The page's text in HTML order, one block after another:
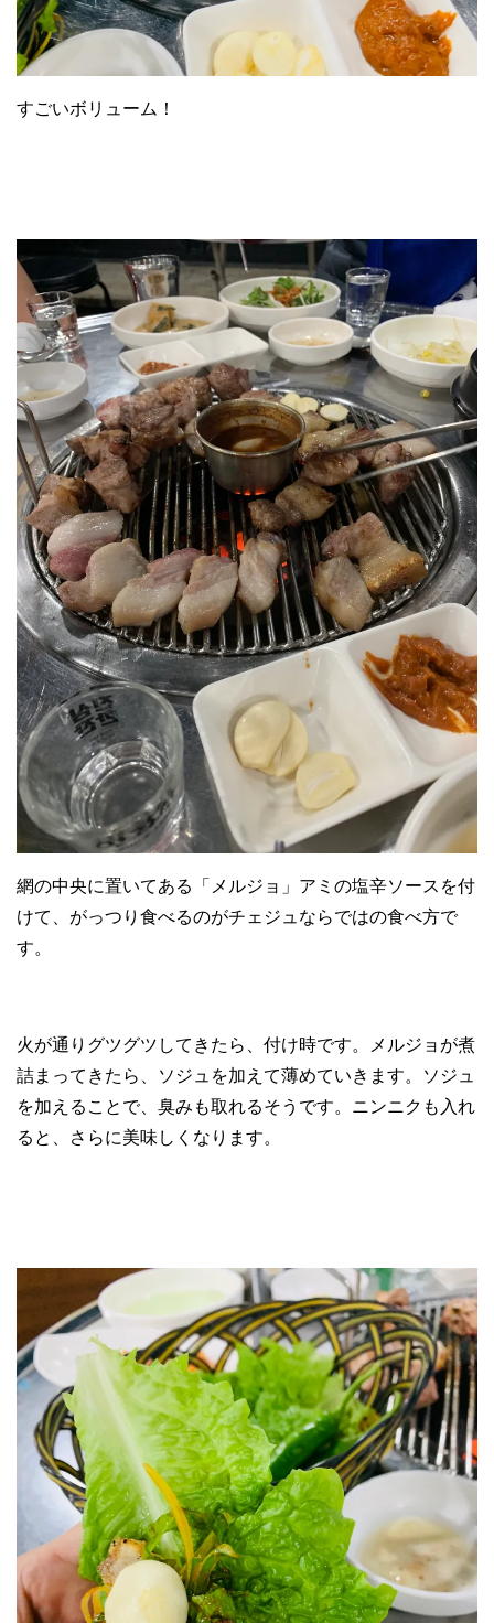
すごいボリューム！
網の中央に置いてある「メルジョ」アミの塩辛ソースを付
けて、がっつり食べるのがチェジュならではの食べ方で
す。
火が通りグツグツしてきたら、付け時です。メルジョが煮
詰まってきたら、ソジュを加えて薄めていきます。ソジュ
を加えることで、臭みも取れるそうです。ニンニクも入れ
ると、さらに美味しくなります。